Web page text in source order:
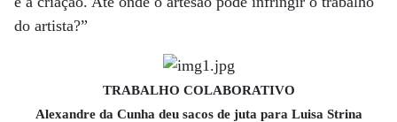
do artista?”
TRABALHO COLABORATIVO
Alexandre da Cunha deu sacos de juta para Luisa Strina